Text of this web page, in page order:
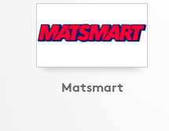
Matsmart